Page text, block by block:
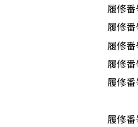
履修
履修
履修
履修
履修
履修